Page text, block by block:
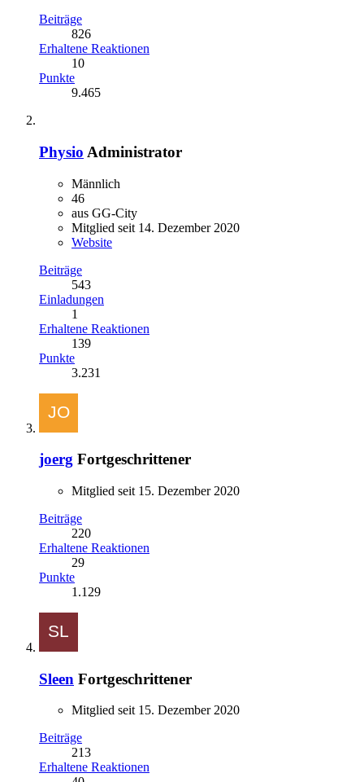
Beiträge
826
Erhaltene Reaktionen
10
Punkte
9.465
Physio Administrator
Männlich
46
aus GG-City
Mitglied seit 14. Dezember 2020
Website
Beiträge
543
Einladungen
1
Erhaltene Reaktionen
139
Punkte
3.231
joerg Fortgeschrittener
Mitglied seit 15. Dezember 2020
Beiträge
220
Erhaltene Reaktionen
29
Punkte
1.129
Sleen Fortgeschrittener
Mitglied seit 15. Dezember 2020
Beiträge
213
Erhaltene Reaktionen